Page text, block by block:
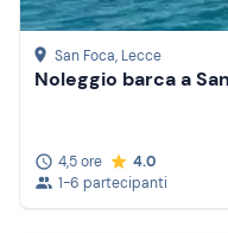
San Foca, Lecce
Noleggio barca a
4,5 ore
4.0
1-6 partecipanti